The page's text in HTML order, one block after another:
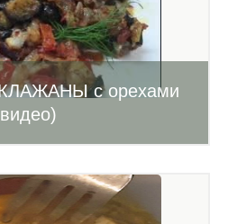
с орехами